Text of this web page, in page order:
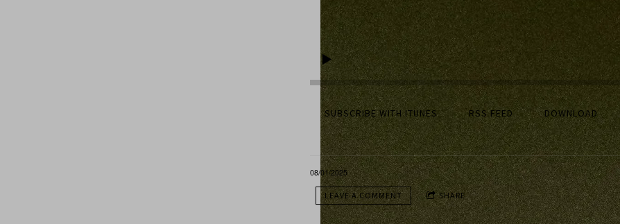
SUBSCRIBE WITH ITUNES RSS FEED DOWNLOAD
08/01/2025
LEAVE A COMMENT SHARE